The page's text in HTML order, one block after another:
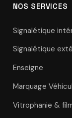
NOS SERVICES
Signalétique
Signalétique
Enseigne
Marquage
Vitrophanie &